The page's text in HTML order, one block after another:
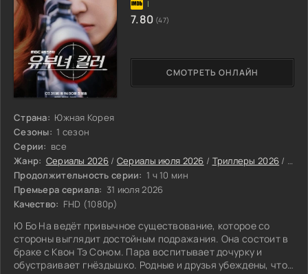
Страна: Южная Корея
Сезоны: 1 сезон
Серии: все
Жанр: Сериалы 2026 / Сериалы июля 2026 / Триллеры 2026 /
Продолжительность серии: 1 ч 10 мин
Премьера сериала: 31 июля 2026
Качество: FHD (1080p)
Ю Бо На ведёт привычное существование, которое со
стороны выглядит достойным подражания. Она состоит в
браке с Квон Тэ Соном. Пара воспитывает дочурку и
обустраивает гнёздышко. Родные и друзья убеждены, что
СМОТРЕТЬ ОНЛАЙН
7.80 (47)